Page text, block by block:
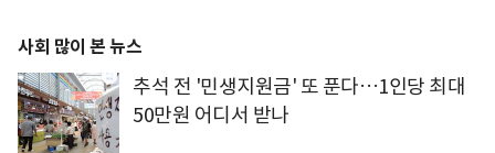
사회 많이 본 뉴스
추석 전 '민생지원금' 또 푼다…1인당 최대
50만원 어디서 받나